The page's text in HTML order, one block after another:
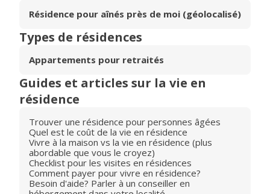
Résidence pour aînés près de moi (géolocalisé)
Types de résidences
Appartements pour retraités
Guides et articles sur la vie en
résidence
Trouver une résidence pour personnes âgées
Quel est le coût de la vie en résidence
Vivre à la maison vs la vie en résidence (plus
abordable que vous le croyez)
Checklist pour les visites en résidences
Comment payer pour vivre en résidence?
Besoin d'aide? Parler à un conseiller en